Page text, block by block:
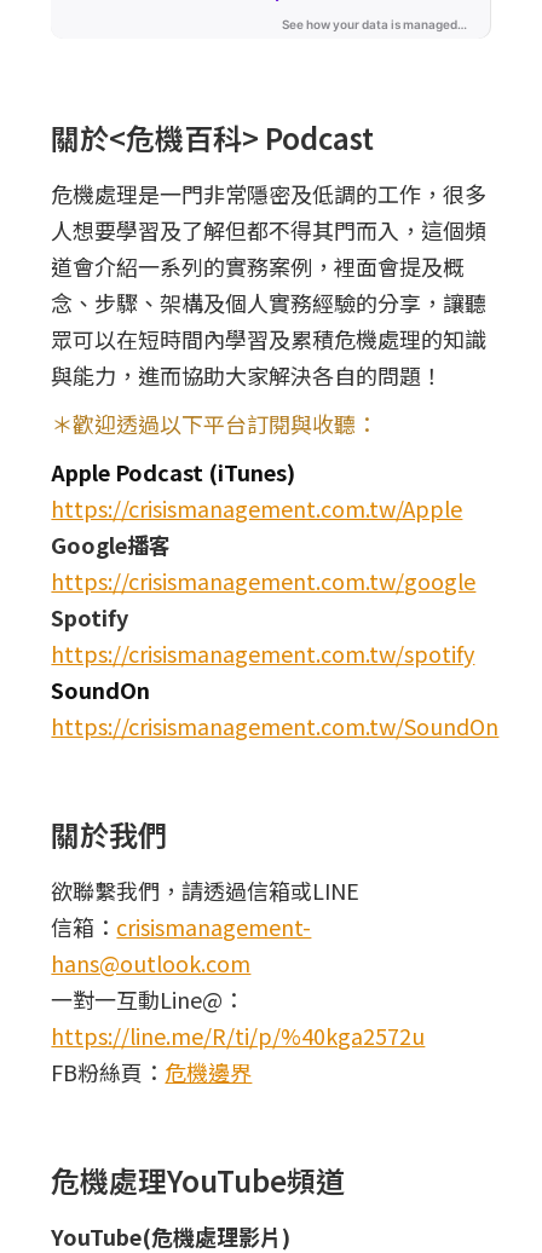
關於<危機百科> Podcast
危機處理是一門非常隱密及低調的工作，很多
人想要學習及了解但都不得其門而入，這個頻
道會介紹一系列的實務案例，裡面會提及概
念、步驟、架構及個人實務經驗的分享，讓聽
眾可以在短時間內學習及累積危機處理的知識
與能力，進而協助大家解決各自的問題！
＊歡迎透過以下平台訂閱與收聽：
Apple Podcast (iTunes)
https://crisismanagement.com.tw/Apple
Google播客
https://crisismanagement.com.tw/google
Spotify
https://crisismanagement.com.tw/spotify
SoundOn
https://crisismanagement.com.tw/SoundOn
關於我們
欲聯繫我們，請透過信箱或LINE
信箱： crisismanagement-
hans@outlook.com
一對一互動Line@：
https://line.me/R/ti/p/%40kga2572u
FB粉絲頁： 危機邊界
危機處理YouTube頻道
YouTube(危機處理影片)